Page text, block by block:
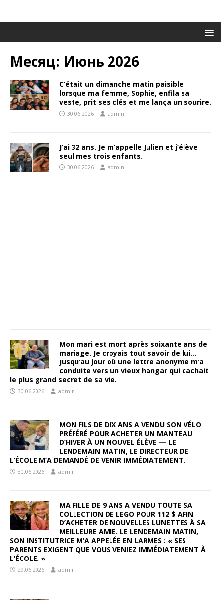
Месяц: Июнь 2026
C’était un dimanche matin paisible
lorsque ma femme, Sophie, enfila sa
veste, prit ses clés et me lança un sourire.
30.06.2026 admin
J’ai 32 ans. Je m’appelle Julien et j’élève
seul mes trois enfants.
30.06.2026 admin
Mon mari est mort après soixante ans de
mariage. Je croyais tout savoir de lui…
Jusqu’au jour où une lettre anonyme m’a
conduite vers un vieux hangar qui cachait
le plus grand secret de sa vie.
30.06.2026 admin
MON FILS DE DIX ANS A VENDU SON VÉLO
PRÉFÉRÉ POUR ACHETER UN MANTEAU
D’HIVER À UN NOUVEL ÉLÈVE — LE
LENDEMAIN MATIN, LE DIRECTEUR DE
L’ÉCOLE M’A DEMANDÉ DE VENIR IMMÉDIATEMENT.
30.06.2026 admin
MA FILLE DE 9 ANS A VENDU TOUTE SA
COLLECTION DE LEGO POUR 112 $ AFIN
D’ACHETER DE NOUVELLES LUNETTES À SA
MEILLEURE AMIE. LE LENDEMAIN MATIN,
SON INSTITUTRICE M’A APPELÉE EN LARMES : « SES
PARENTS EXIGENT QUE VOUS VENIEZ IMMÉDIATEMENT À
L’ÉCOLE. »
29.06.2026 admin